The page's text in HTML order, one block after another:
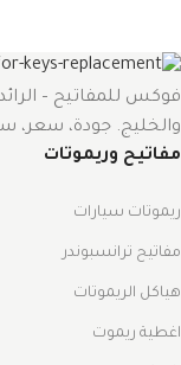
فوكس للمفاتيح –
والخليج. جودة، سعر،
مفاتيح وريموتات
ريموتات سيارات
مفاتيح ترانسبوندر
هياكل الريموتات
اغطية ريموت